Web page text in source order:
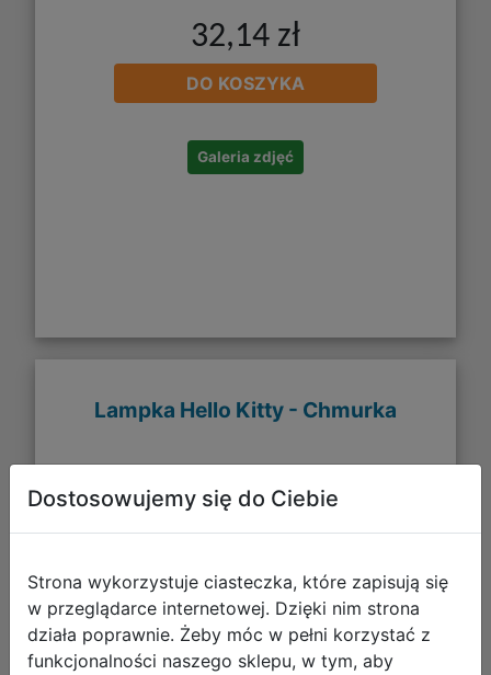
32,14 zł
DO KOSZYKA
Galeria zdjęć
Lampka Hello Kitty - Chmurka
Dostosowujemy się do Ciebie
Strona wykorzystuje ciasteczka, które zapisują się
w przeglądarce internetowej. Dzięki nim strona
działa poprawnie. Żeby móc w pełni korzystać z
funkcjonalności naszego sklepu, w tym, aby